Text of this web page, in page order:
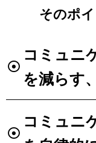
そのポ
コミュニ
を減らす
コミュニ